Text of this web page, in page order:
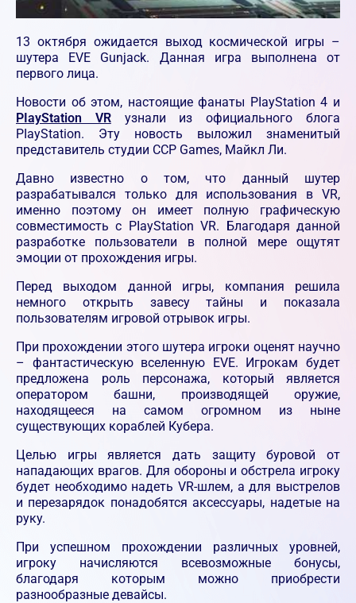
13 октября ожидается выход космической игры –
шутера EVE Gunjack. Данная игра выполнена от
первого лица.
Новости об этом, настоящие фанаты PIayStation 4 и
PIayStation VRузнали из официального блога
PIayStation. Эту новость выложил знаменитый
представитель студии ССР Games, Майкл Ли.
Давно известно о том, что данный шутер
разрабатывался только для использования в VR,
именно поэтому он имеет полную графическую
совместимость с PIayStation VR. Благодаря данной
разработке пользователи в полной мере ощутят
эмоции от прохождения игры.
Перед выходом данной игры, компания решила
немного открыть завесу тайны и показала
пользователям игровой отрывок игры.
При прохождении этого шутера игроки оценят научно
– фантастическую вселенную EVE. Игрокам будет
предложена роль персонажа, который является
оператором башни, производящей оружие,
находящееся на самом огромном из ныне
существующих кораблей Кубера.
Целью игры является дать защиту буровой от
нападающих врагов. Для обороны и обстрела игроку
будет необходимо надеть VR-шлем, а для выстрелов
и перезарядок понадобятся аксессуары, надетые на
руку.
При успешном прохождении различных уровней,
игроку начисляются всевозможные бонусы,
благодаря которым можно приобрести
разнообразные девайсы.